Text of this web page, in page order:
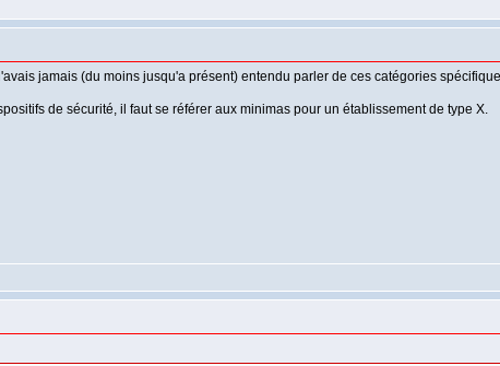
jamais (du moins jusqu'a présent) entendu parler de ces catégories
de sécurité, il faut se référer aux minimas pour un établissement de type X.